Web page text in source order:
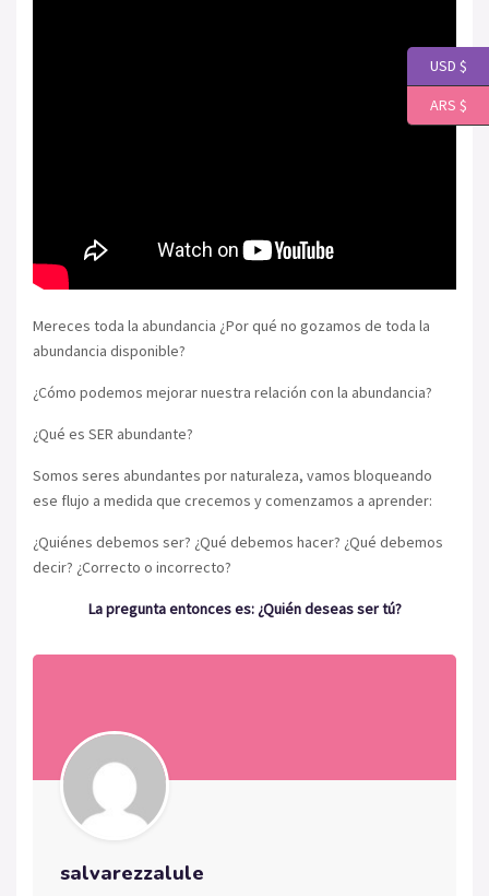
Mereces toda la abundancia ¿Por qué no gozamos de toda la
abundancia disponible?
¿Cómo podemos mejorar nuestra relación con la abundancia?
¿Qué es SER abundante?
Somos seres abundantes por naturaleza, vamos bloqueando
ese flujo a medida que crecemos y comenzamos a aprender:
¿Quiénes debemos ser? ¿Qué debemos hacer? ¿Qué debemos
decir? ¿Correcto o incorrecto?
La pregunta entonces es: ¿Quién deseas ser tú?
salvarezzalule
USD $
ARS $